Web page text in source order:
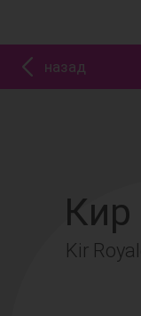
назад
Кир
Kir